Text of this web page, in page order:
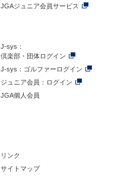
JGAジュニア会員サービス
J-sys：
倶楽部・団体ログイン
J-sys：ゴルファーログイン
ジュニア会員：ログイン
JGA個人会員
リンク
サイトマップ